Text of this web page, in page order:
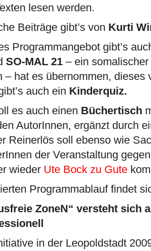
lesen werden.
Beiträge gibt’s von Kurti
Programmangebot gibt’s
SO-MAL 21 – ein
– hat es übernommen, dieses
auch ein Kinderquiz.
es auch einen Büchertisch
AutorInnen, ergänzt durch
Reinerlös soll ebenso wie
der Veranstaltung
wieder Ute Bock zu Gute
Programmablauf findet
ZoneN“ versteht sich
in der Leopoldstadt